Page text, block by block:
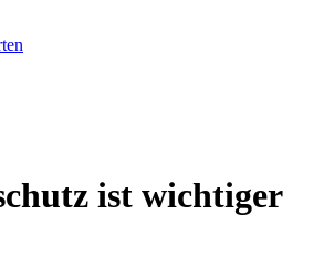
ist wichtiger